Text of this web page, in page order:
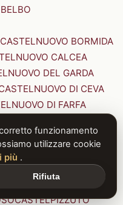
CASTELNUOVO BORMIDA
CALCEA
DEL GARDA
DI CEVA
DI FARFA
DON BOSCO
NIGRA
RANGONE
VAL DI CECINA
CASTELPIZZUTO
funzionamento
utilizzare cookie
più .
Rifiuta